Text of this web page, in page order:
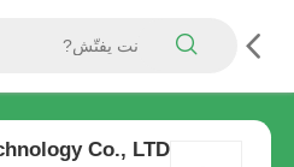
Co., LTD